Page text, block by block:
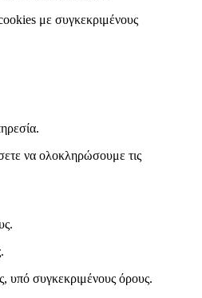
με συγκεκριμένους
να ολοκληρώσουμε τις
υπό συγκεκριμένους όρους.